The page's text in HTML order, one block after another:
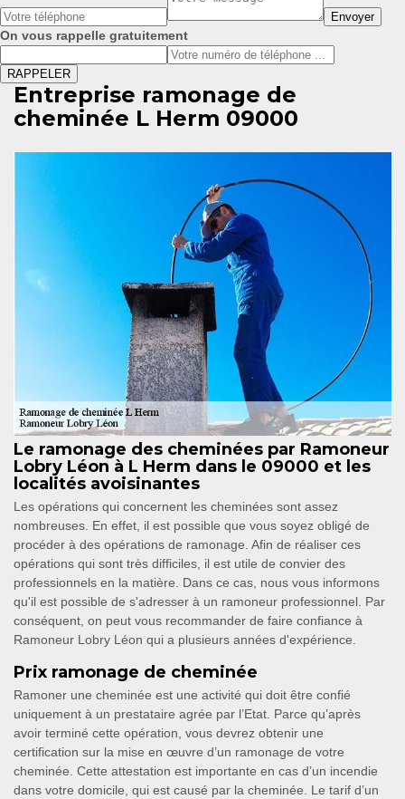
On vous rappelle gratuitement
Entreprise ramonage de
cheminée L Herm 09000
Le ramonage des cheminées par Ramoneur
Lobry Léon à L Herm dans le 09000 et les
localités avoisinantes
Les opérations qui concernent les cheminées sont assez
nombreuses. En effet, il est possible que vous soyez obligé de
procéder à des opérations de ramonage. Afin de réaliser ces
opérations qui sont très difficiles, il est utile de convier des
professionnels en la matière. Dans ce cas, nous vous informons
qu'il est possible de s'adresser à un ramoneur professionnel. Par
conséquent, on peut vous recommander de faire confiance à
Ramoneur Lobry Léon qui a plusieurs années d'expérience.
Prix ramonage de cheminée
Ramoner une cheminée est une activité qui doit être confié
uniquement à un prestataire agrée par l’Etat. Parce qu’après
avoir terminé cette opération, vous devrez obtenir une
certification sur la mise en œuvre d’un ramonage de votre
cheminée. Cette attestation est importante en cas d’un incendie
dans votre domicile, qui est causé par la cheminée. Le tarif d’un